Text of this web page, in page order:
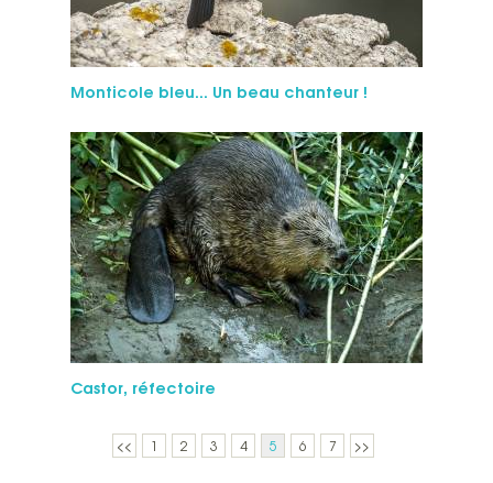
Monticole bleu... Un beau chanteur !
Castor, réfectoire
<< 1 2 3 4 5 6 7 >>